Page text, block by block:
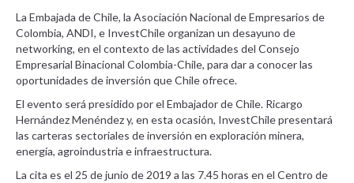
La Embajada de Chile, la Asociación Nacional de Empresarios de
Colombia, ANDI, e InvestChile organizan un desayuno de
networking, en el contexto de las actividades del Consejo
Empresarial Binacional Colombia-Chile, para dar a conocer las
oportunidades de inversión que Chile ofrece.
El evento será presidido por el Embajador de Chile. Ricargo
Hernández Menéndez y, en esta ocasión, InvestChile presentará
las carteras sectoriales de inversión en exploración minera,
energía, agroindustria e infraestructura.
La cita es el 25 de junio de 2019 a las 7.45 horas en el Centro de